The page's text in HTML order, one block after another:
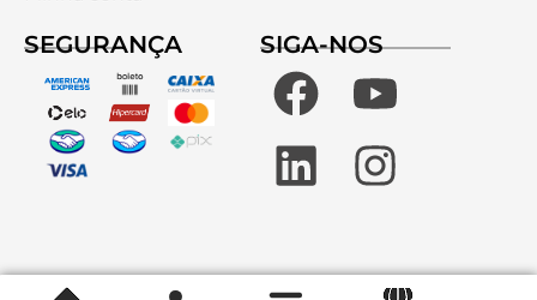
SEGURANÇA SIGA-NOS